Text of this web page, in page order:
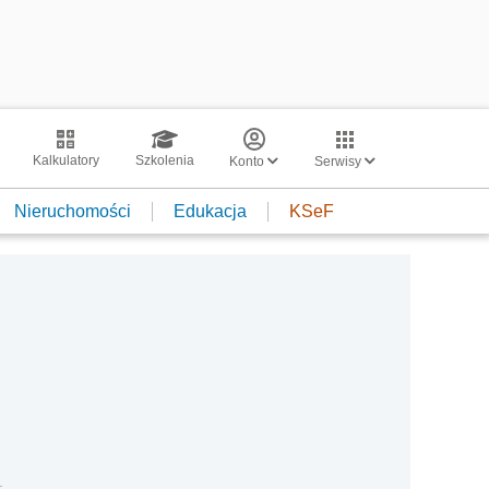
Kalkulatory Szkolenia Konto Serwisy
Nieruchomości Edukacja KSeF